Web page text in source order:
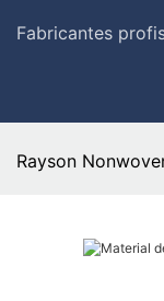
Fabricantes
Rayson